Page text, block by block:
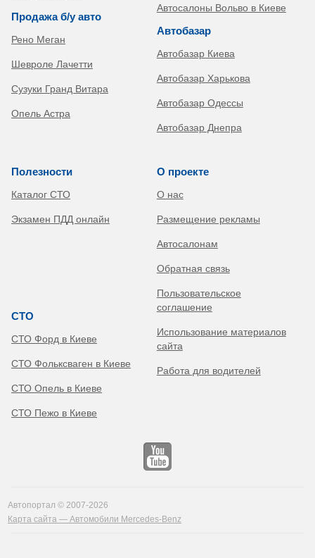
Продажа б/у авто
Рено Меган
Шевроле Лачетти
Сузуки Гранд Витара
Опель Астра
Автосалоны Вольво в Киеве
Автобазар
Автобазар Киева
Автобазар Харькова
Автобазар Одессы
Автобазар Днепра
Полезности
Каталог СТО
Экзамен ПДД онлайн
СТО
СТО Форд в Киеве
СТО Фольксваген в Киеве
СТО Опель в Киеве
СТО Пежо в Киеве
О проекте
О нас
Размещение рекламы
Автосалонам
Обратная связь
Пользовательское
соглашение
Использование материалов
сайта
Работа для водителей
Автопортал © 2007-2026
Карта сайта — Автомобили Mercedes-Benz